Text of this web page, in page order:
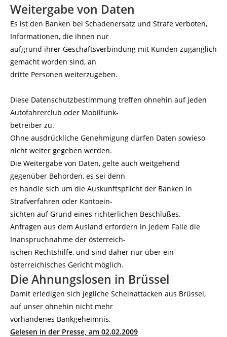
Weitergabe von Daten
Es ist den Banken bei Schadenersatz und Strafe verboten,
Informationen, die ihnen nur
aufgrund ihrer Geschäftsverbindung mit Kunden zugänglich
gemacht worden sind, an
dritte Personen weiterzugeben.
Diese Datenschutzbestimmung treffen ohnehin auf jeden
Autofahrerclub oder Mobilfunk-
betreiber zu.
Ohne ausdrückliche Genehmigung dürfen Daten sowieso
nicht weiter gegeben werden.
Die Weitergabe von Daten, gelte auch weitgehend
gegenüber Behörden, es sei denn
es handle sich um die Auskunftspflicht der Banken in
Strafverfahren oder Kontoein-
sichten auf Grund eines richterlichen Beschlußes.
Anfragen aus dem Ausland erfordern in jedem Falle die
Inanspruchnahme der österreich-
ischen Rechtshilfe, und sind daher nur über ein
österreichisches Gericht möglich.
Die Ahnungslosen in Brüssel
Damit erledigen sich jegliche Scheinattacken aus Brüssel,
auf unser ohnehin nicht mehr
vorhandenes Bankgeheimnis.
Gelesen in der Presse, am 02.02.2009